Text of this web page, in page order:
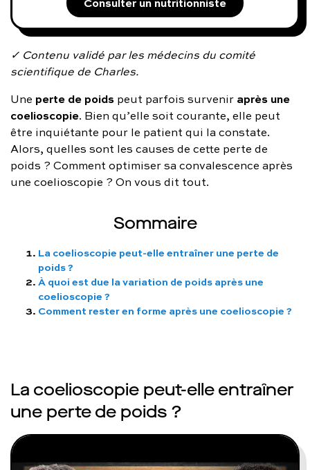
FAQ complète
contact@charles.co
✓ Contenu validé par les médecins du comité
scientifique de Charles.
Une perte de poids peut parfois survenir après une
coelioscopie. Bien qu’elle soit courante, elle peut
être inquiétante pour le patient qui la constate.
Alors, quelles sont les causes de cette perte de
poids ? Comment optimiser sa convalescence après
une coelioscopie ? On vous dit tout.
Sommaire
La coelioscopie peut-elle entraîner une perte de
poids ?
À quoi est due la variation de poids après une
coelioscopie ?
Comment rester en forme après une coelioscopie ?
La coelioscopie peut-elle entraîner
une perte de poids ?